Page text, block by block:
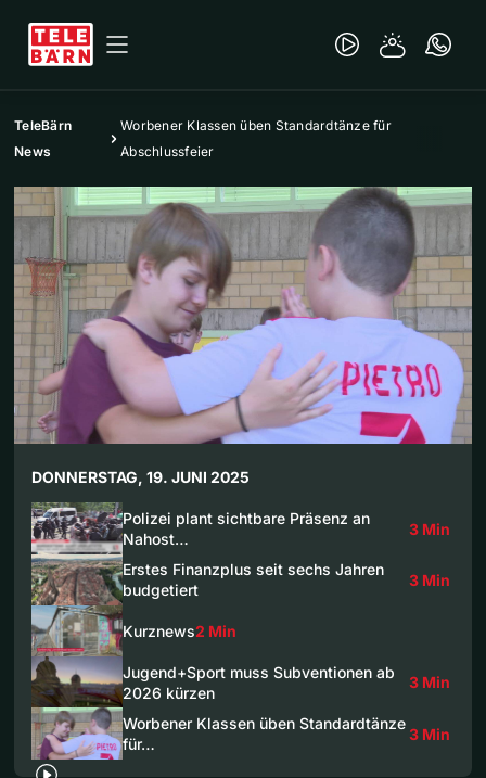
TeleBärn
News
Worbener Klassen üben Standardtänze für
Abschlussfeier
DONNERSTAG, 19. JUNI 2025
Polizei plant sichtbare Präsenz an
Nahost…
3 Min
Erstes Finanzplus seit sechs Jahren
budgetiert
3 Min
Kurznews2 Min
Jugend+Sport muss Subventionen ab
2026 kürzen
3 Min
Worbener Klassen üben Standardtänze
für…
3 Min